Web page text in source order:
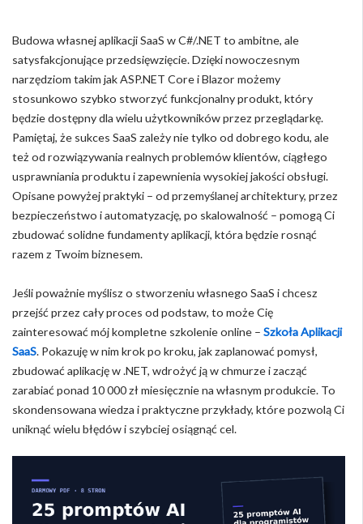
Budowa własnej aplikacji SaaS w C#/.NET to ambitne, ale
satysfakcjonujące przedsięwzięcie. Dzięki nowoczesnym
narzędziom takim jak ASP.NET Core i Blazor możemy
stosunkowo szybko stworzyć funkcjonalny produkt, który
będzie dostępny dla wielu użytkowników przez przeglądarkę.
Pamiętaj, że sukces SaaS zależy nie tylko od dobrego kodu, ale
też od rozwiązywania realnych problemów klientów, ciągłego
usprawniania produktu i zapewnienia wysokiej jakości obsługi.
Opisane powyżej praktyki – od przemyślanej architektury, przez
bezpieczeństwo i automatyzację, po skalowalność – pomogą Ci
zbudować solidne fundamenty aplikacji, która będzie rosnąć
razem z Twoim biznesem.
Jeśli poważnie myślisz o stworzeniu własnego SaaS i chcesz
przejść przez cały proces od podstaw, to może Cię
zainteresować mój kompletne szkolenie online – Szkoła Aplikacji
SaaS. Pokazuję w nim krok po kroku, jak zaplanować pomysł,
zbudować aplikację w .NET, wdrożyć ją w chmurze i zacząć
zarabiać ponad 10 000 zł miesięcznie na własnym produkcie. To
skondensowana wiedza i praktyczne przykłady, które pozwolą Ci
uniknąć wielu błędów i szybciej osiągnąć cel.